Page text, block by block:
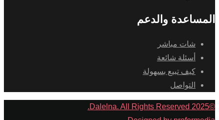
المساعدة والدعم
شات مباشر
أسئلة شائعة
كيف تبيع بسهولة
التواصل
©2025 Dalelna. All Rights Reserved.